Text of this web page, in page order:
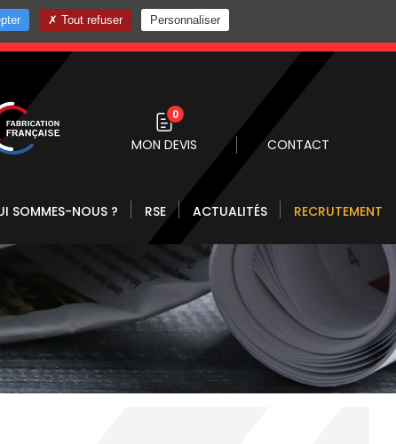
10
0
MON DEVIS CONTACT
SOMMES-NOUS ? RSE ACTUALITÉS RECRUTEMENT
Tout refuser Personnaliser